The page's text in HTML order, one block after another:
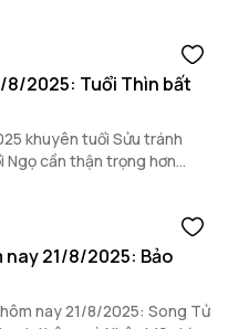
8/2025: Tuổi Thìn bất
khuyên tuổi Sửu tránh
Ngọ cần thận trọng hơn
nay 21/8/2025: Bảo
nay 21/8/2025: Song Tử